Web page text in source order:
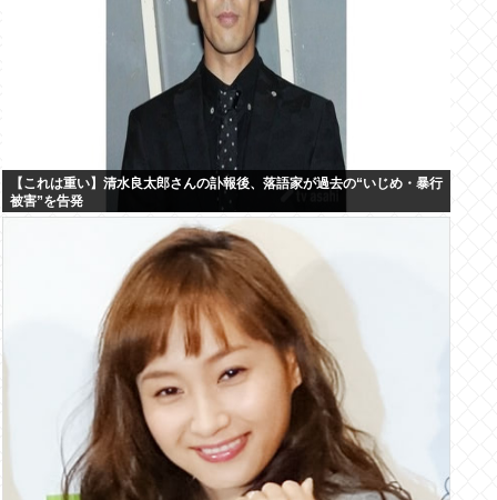
【これは重い】清水良太郎さんの訃報後、落語家が過去の“いじめ・暴行
被害”を告発